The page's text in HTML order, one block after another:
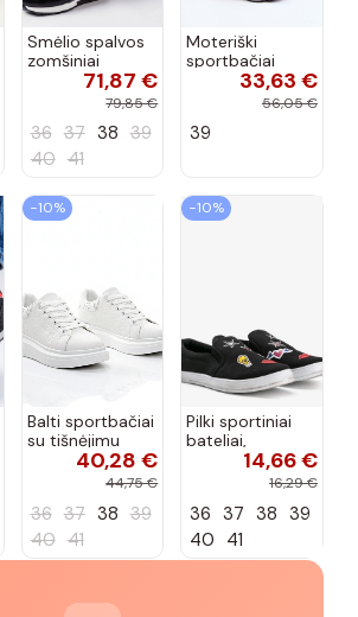
Smėlio spalvos
zomšiniai
sportiniai
bateliai, „Karino"
71,87 €
79,85 €
36 37 38 39
40 41
Moteriški
sportbačiai
juodos spalvos
33,63 €
56,05 €
39
−10%
Balti sportbačiai
su tišnėjimu
Peyton40,28 €
44,75 €
36 37 38 39
40 41
−10%
Pilki sportiniai
bateliai,
„Justice"14,66 €
16,29 €
36 37 38 39
40 41